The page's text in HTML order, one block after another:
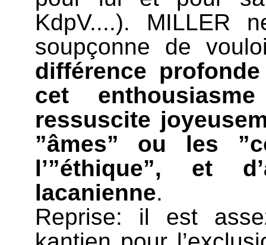
KdpV....).
soupçonne de
différence
cet
ressuscite
”âmes” ou les
l’”éthique”, et
lacanienne.
Reprise: il est